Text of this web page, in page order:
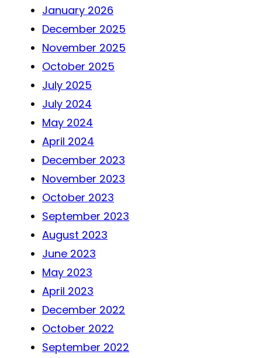
January 2026
December 2025
November 2025
October 2025
July 2025
July 2024
May 2024
April 2024
December 2023
November 2023
October 2023
September 2023
August 2023
June 2023
May 2023
April 2023
December 2022
October 2022
September 2022